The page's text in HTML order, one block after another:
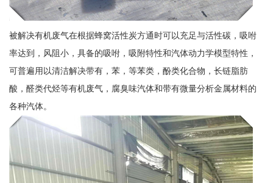
被解决有机废气在根据蜂窝活性炭方通时可以充足与活性碳，吸咐
率达到，风阻小，具备的吸咐，吸附特性和汽体动力学模型特性，
可普遍用以清洁解决带有，苯，等苯类，酚类化合物，长链脂肪
酸，醛类代烃等有机废气，腐臭味汽体和带有微量分析金属材料的
各种汽体。